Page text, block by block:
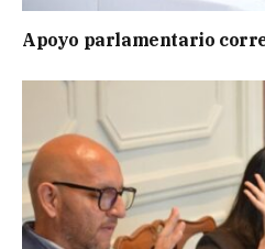
Apoyo parlamentario